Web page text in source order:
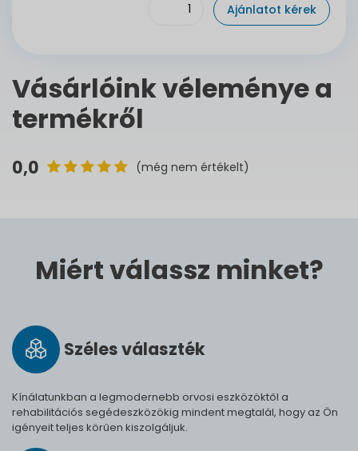
Ajánlatot kérek
Vásárlóink véleménye a
termékről
0,0 (még nem értékelt)
Miért válassz minket?
Széles vá­lasz­ték
Kínálatunkban a legmodernebb orvosi eszközöktől a
rehabilitációs segédeszközökig mindent megtalál, hogy az Ön
igényeit teljes körűen kiszolgáljuk.